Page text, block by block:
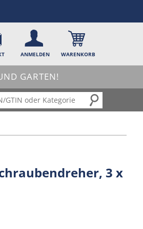
ANMELDEN WARENKORB
GARTEN!
3 x